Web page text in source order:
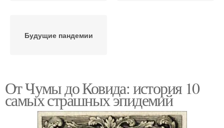
Будущие пандемии
От Чумы до Ковида: история 10
самых страшных эпидемий